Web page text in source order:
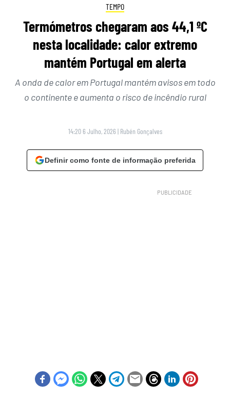
TEMPO
Termómetros chegaram aos 44,1 ºC
nesta localidade: calor extremo
mantém Portugal em alerta
A onda de calor em Portugal mantém avisos em todo
o continente e aumenta o risco de incêndio rural
14:20 6 Julho, 2026 | Rubén Gonçalves
Definir como fonte de informação preferida